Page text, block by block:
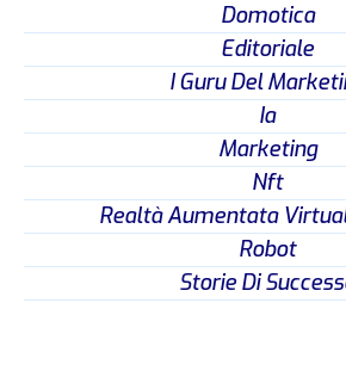
Domotica
Editoriale
I Guru Del
Ia
Marketing
Nft
Realtà Aumentata
Robot
Storie Di